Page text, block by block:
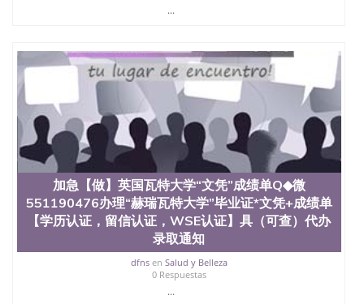
教育部学历学位认证、毕业证、成绩单、文凭、学历
文凭、假文凭假毕业证假学历书制作、假制作、办
证认证、留服认证、使馆认证、使馆证明、使馆留学
回国人员证明、留学生认证、学历认证、文凭认证学
位认证、留学生学历认证、留学生学位认证、英国文
凭学历、美国文凭学历、澳洲文凭学历、加拿大文凭
学历、新西兰学历认证等q:551190476 微信：
551190476 圣何塞州立大学毕业证（San Jose State
University）圣何塞州立大学毕业证（San Jose State
University）圣何塞州立大学毕业证（San Jose State
University）圣何塞州立大学成绩单（San Jose State
University）圣何塞州立大学成绩单（ San Jose State
University）圣何塞州立大学成绩单（San Jose State
University）成绩单圣何塞州立大学文凭（San Jose
State University）圣何塞州立大学（San Jose State
University）圣何塞州立大学（San Jose State
University）圣何塞州立大学（ San Jose State
University）圣何塞州立大学（San Jose State
University）圣何塞州立大学文凭（San Jose State
...
加急【做】英国瓦特大学“文凭”成绩单Q◆微
551190476办理“赫瑞瓦特大学”毕业证*文凭+成绩单
【学历认证，留信认证，WSE认证】具（可查）代办
录取通知
dfnsen Salud y Belleza
0 Respuestas
...